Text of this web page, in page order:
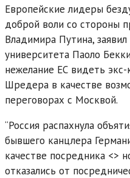
Европейские лидеры
доброй воли со стороны
Владимира Путина,
университета Паоло
нежелание ЕС видеть
Шредера в качестве
переговорах с Москвой.
“Россия распахнула
бывшего канцлера
качестве посредника <>
отказались от